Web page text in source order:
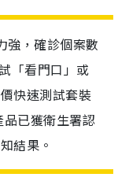
強，確診個案數
「看門口」或
快速測試套裝
已獲衛生署認
結果。